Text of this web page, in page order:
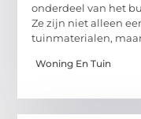
onderdeel van het
Ze zijn niet alleen
tuinmaterialen,
Woning En Tuin